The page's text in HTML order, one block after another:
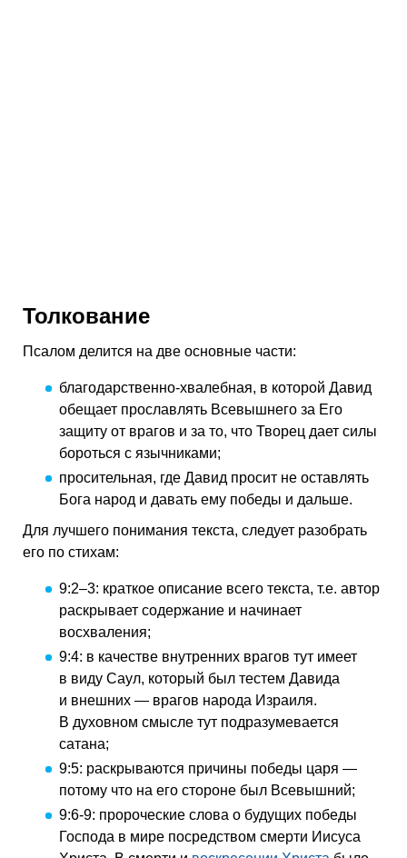
Толкование
Псалом делится на две основные части:
благодарственно-хвалебная, в которой Давид
обещает прославлять Всевышнего за Его
защиту от врагов и за то, что Творец дает силы
бороться с язычниками;
просительная, где Давид просит не оставлять
Бога народ и давать ему победы и дальше.
Для лучшего понимания текста, следует разобрать
его по стихам:
9:2–3: краткое описание всего текста, т.е. автор
раскрывает содержание и начинает
восхваления;
9:4: в качестве внутренних врагов тут имеет
в виду Саул, который был тестем Давида
и внешних — врагов народа Израиля.
В духовном смысле тут подразумевается
сатана;
9:5: раскрываются причины победы царя —
потому что на его стороне был Всевышний;
9:6-9: пророческие слова о будущих победы
Господа в мире посредством смерти Иисуса